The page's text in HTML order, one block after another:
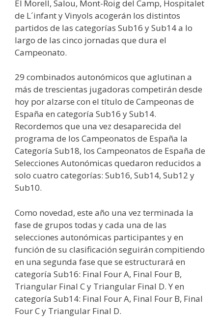
El Morell, Salou, Mont-Roig del Camp, Hospitalet
de L´infant y Vinyols acogerán los distintos
partidos de las categorías Sub16 y Sub14 a lo
largo de las cinco jornadas que dura el
Campeonato.
29 combinados autonómicos que aglutinan a
más de trescientas jugadoras competirán desde
hoy por alzarse con el título de Campeonas de
España en categoría Sub16 y Sub14.
Recordemos que una vez desaparecida del
programa de los Campeonatos de España la
Categoría Sub18, los Campeonatos de España de
Selecciones Autonómicas quedaron reducidos a
solo cuatro categorías: Sub16, Sub14, Sub12 y
Sub10.
Como novedad, este año una vez terminada la
fase de grupos todas y cada una de las
selecciones autonómicas participantes y en
función de su clasificación seguirán compitiendo
en una segunda fase que se estructurará en
categoría Sub16: Final Four A, Final Four B,
Triangular Final C y Triangular Final D. Y en
categoría Sub14: Final Four A, Final Four B, Final
Four C y Triangular Final D.